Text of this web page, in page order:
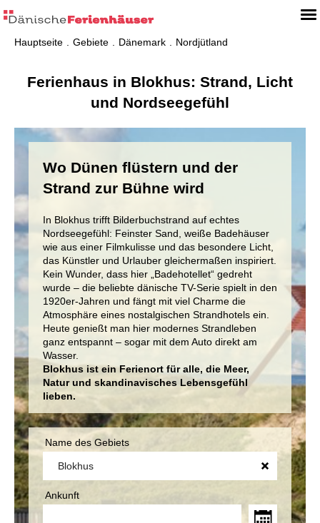
Hauptseite Gebiete Dänemark Nordjütland
Ferienhaus in Blokhus: Strand, Licht
und Nordseegefühl
Wo Dünen flüstern und der
Strand zur Bühne wird
In Blokhus trifft Bilderbuchstrand auf echtes
Nordseegefühl: Feinster Sand, weiße Badehäuser
wie aus einer Filmkulisse und das besondere Licht,
das Künstler und Urlauber gleichermaßen inspiriert.
Kein Wunder, dass hier „Badehotellet“ gedreht
wurde – die beliebte dänische TV-Serie spielt in den
1920er-Jahren und fängt mit viel Charme die
Atmosphäre eines nostalgischen Strandhotels ein.
Heute genießt man hier modernes Strandleben
ganz entspannt – sogar mit dem Auto direkt am
Wasser.
Blokhus ist ein Ferienort für alle, die Meer,
Natur und skandinavisches Lebensgefühl
lieben.
Name des Gebiets
Ankunft